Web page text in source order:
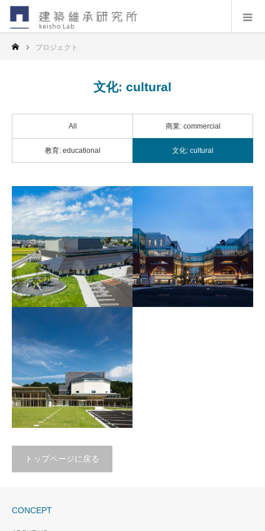
プロジェクト
文化: cultural
All 商業: commercial
教育: educational 文化: cultural
ラポルテ五泉 Laporte
Gosen
2021年, 新潟県五泉市
TAKETA
トップページに戻る
CONCEPT